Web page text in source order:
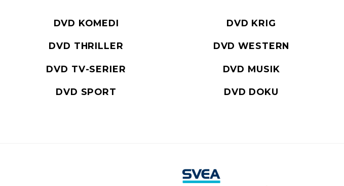
DVD KOMEDI DVD KRIG
DVD THRILLER DVD WESTERN
DVD TV-SERIER DVD MUSIK
DVD SPORT DVD DOKU